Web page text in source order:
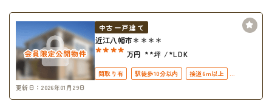
更新日：2026年01月29日
中古一戸建て
近江八幡市＊＊＊＊
**** 万円 **坪 *LDK
間取り有 駅徒歩10分以内
接道6ｍ以上